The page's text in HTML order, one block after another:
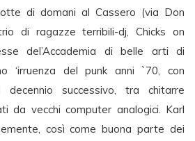
di domani al Cassero (via Don
di ragazze terribili-dj, Chicks on
del’Accademia di belle arti di
‘irruenza del punk anni `70, con
decennio successivo, tra chitarre
da vecchi computer analogici. Karl
così come buona parte dei